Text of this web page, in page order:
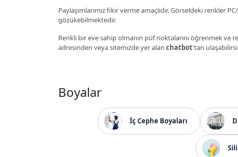
Paylaşımlarımız fikir verme amaçlıdır. Görseldeki renkler
gözükebilmektedir.
Renkli bir eve sahip olmanın püf noktalarını öğrenmek ve
adresinden veya sitemizde yer alan chatbot'tan
Boyalar
İç Cephe Boyaları